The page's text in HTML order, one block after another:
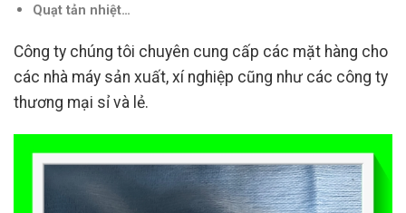
Quạt tản nhiệt…
Công ty chúng tôi chuyên cung cấp các mặt hàng cho
các nhà máy sản xuất, xí nghiệp cũng như các công ty
thương mại sỉ và lẻ.